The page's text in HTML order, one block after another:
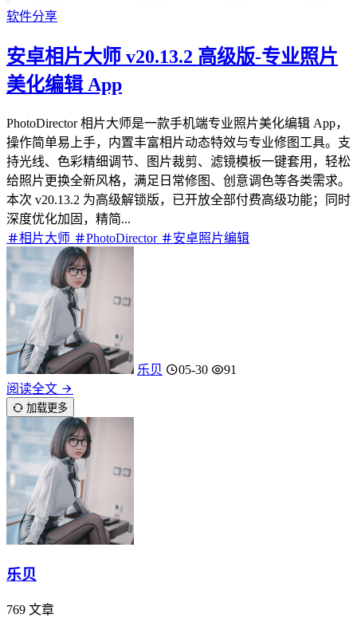
软件分享
安卓相片大师 v20.13.2 高级版-专业照片
美化编辑 App
PhotoDirector 相片大师是一款手机端专业照片美化编辑 App，
操作简单易上手，内置丰富相片动态特效与专业修图工具。支
持光线、色彩精细调节、图片裁剪、滤镜模板一键套用，轻松
给照片更换全新风格，满足日常修图、创意调色等各类需求。
本次 v20.13.2 为高级解锁版，已开放全部付费高级功能；同时
深度优化加固，精简...
相片大师
PhotoDirector 安卓照片编辑
乐贝 05-30
91
阅读全文
加载更多
乐贝
769 文章